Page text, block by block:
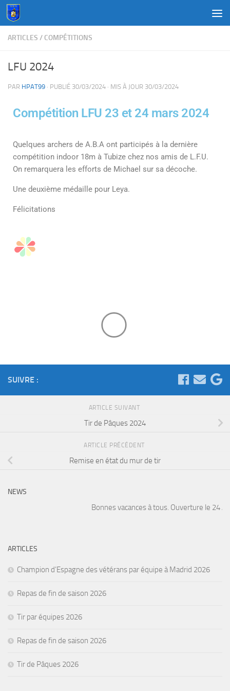
Au dessous du contenu
ARTICLES / COMPÉTITIONS
LFU 2024
PAR HPAT99 · PUBLIÉ 30/03/2024 · MIS À JOUR 30/03/2024
Compétition LFU 23 et 24 mars 2024
Quelques archers de A.B.A ont participés à la dernière
compétition indoor 18m à Tubize chez nos amis de L.F.U.
On remarquera les efforts de Michael sur sa décoche.
Une deuxième médaille pour Leya.
Félicitations
SUIVRE :
ARTICLE SUIVANT
Tir de Pâques 2024
ARTICLE PRÉCÉDENT
Remise en état du mur de tir
NEWS
Bonnes vacances à tous. Ouverture le 24
ARTICLES
Champion d’Espagne des vétérans par équipe à Madrid 2026
Repas de fin de saison 2026
Tir par équipes 2026
Repas de fin de saison 2026
Tir de Pâques 2026